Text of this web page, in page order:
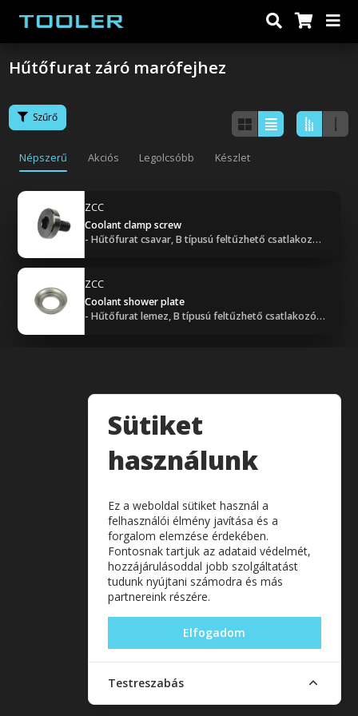
Hűtőfurat záró marófejhez
Szűrő
Népszerű Akciós Legolcsóbb Készlet
ZCC
Coolant clamp screw
- Hűtőfurat csavar, B típusú feltűzhető csatlakozóhoz
ZCC
Coolant shower plate
- Hűtőfurat lemez, B típusú feltűzhető csatlakozóhoz
Sütiket
használunk
Ez a weboldal sütiket használ a
felhasználói élmény javítása és a
forgalom elemzése érdekében.
Fontosnak tartjuk az adataid védelmét,
hozzájárulásoddal jobb szolgáltatást
tudunk nyújtani számodra és más
partnereink részére.
Elfogadom
Testreszabás